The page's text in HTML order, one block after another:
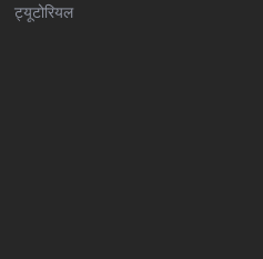
ट्यूटोरियल